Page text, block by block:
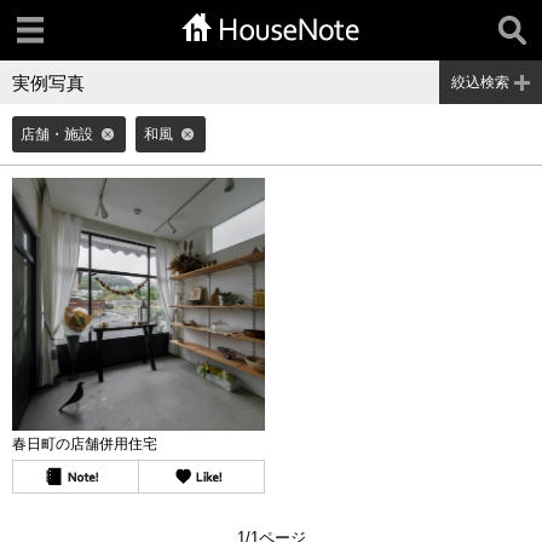
実例写真 絞込検索
店舗・施設 和風
春日町の店舗併用住宅
1/1ページ